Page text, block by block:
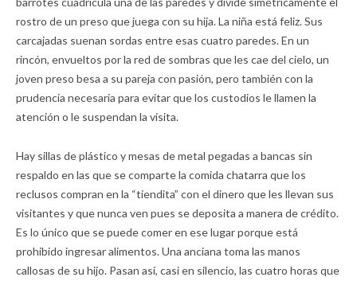
rostro de un preso que juega con su hija. La niña está feliz. Sus
carcajadas suenan sordas entre esas cuatro paredes. En un
rincón, envueltos por la red de sombras que les cae del cielo, un
joven preso besa a su pareja con pasión, pero también con la
prudencia necesaria para evitar que los custodios le llamen la
atención o le suspendan la visita.
Hay sillas de plástico y mesas de metal pegadas a bancas sin
respaldo en las que se comparte la comida chatarra que los
reclusos compran en la “tiendita” con el dinero que les llevan sus
visitantes y que nunca ven pues se deposita a manera de crédito.
Es lo único que se puede comer en ese lugar porque está
prohibido ingresar alimentos. Una anciana toma las manos
callosas de su hijo. Pasan así, casi en silencio, las cuatro horas que